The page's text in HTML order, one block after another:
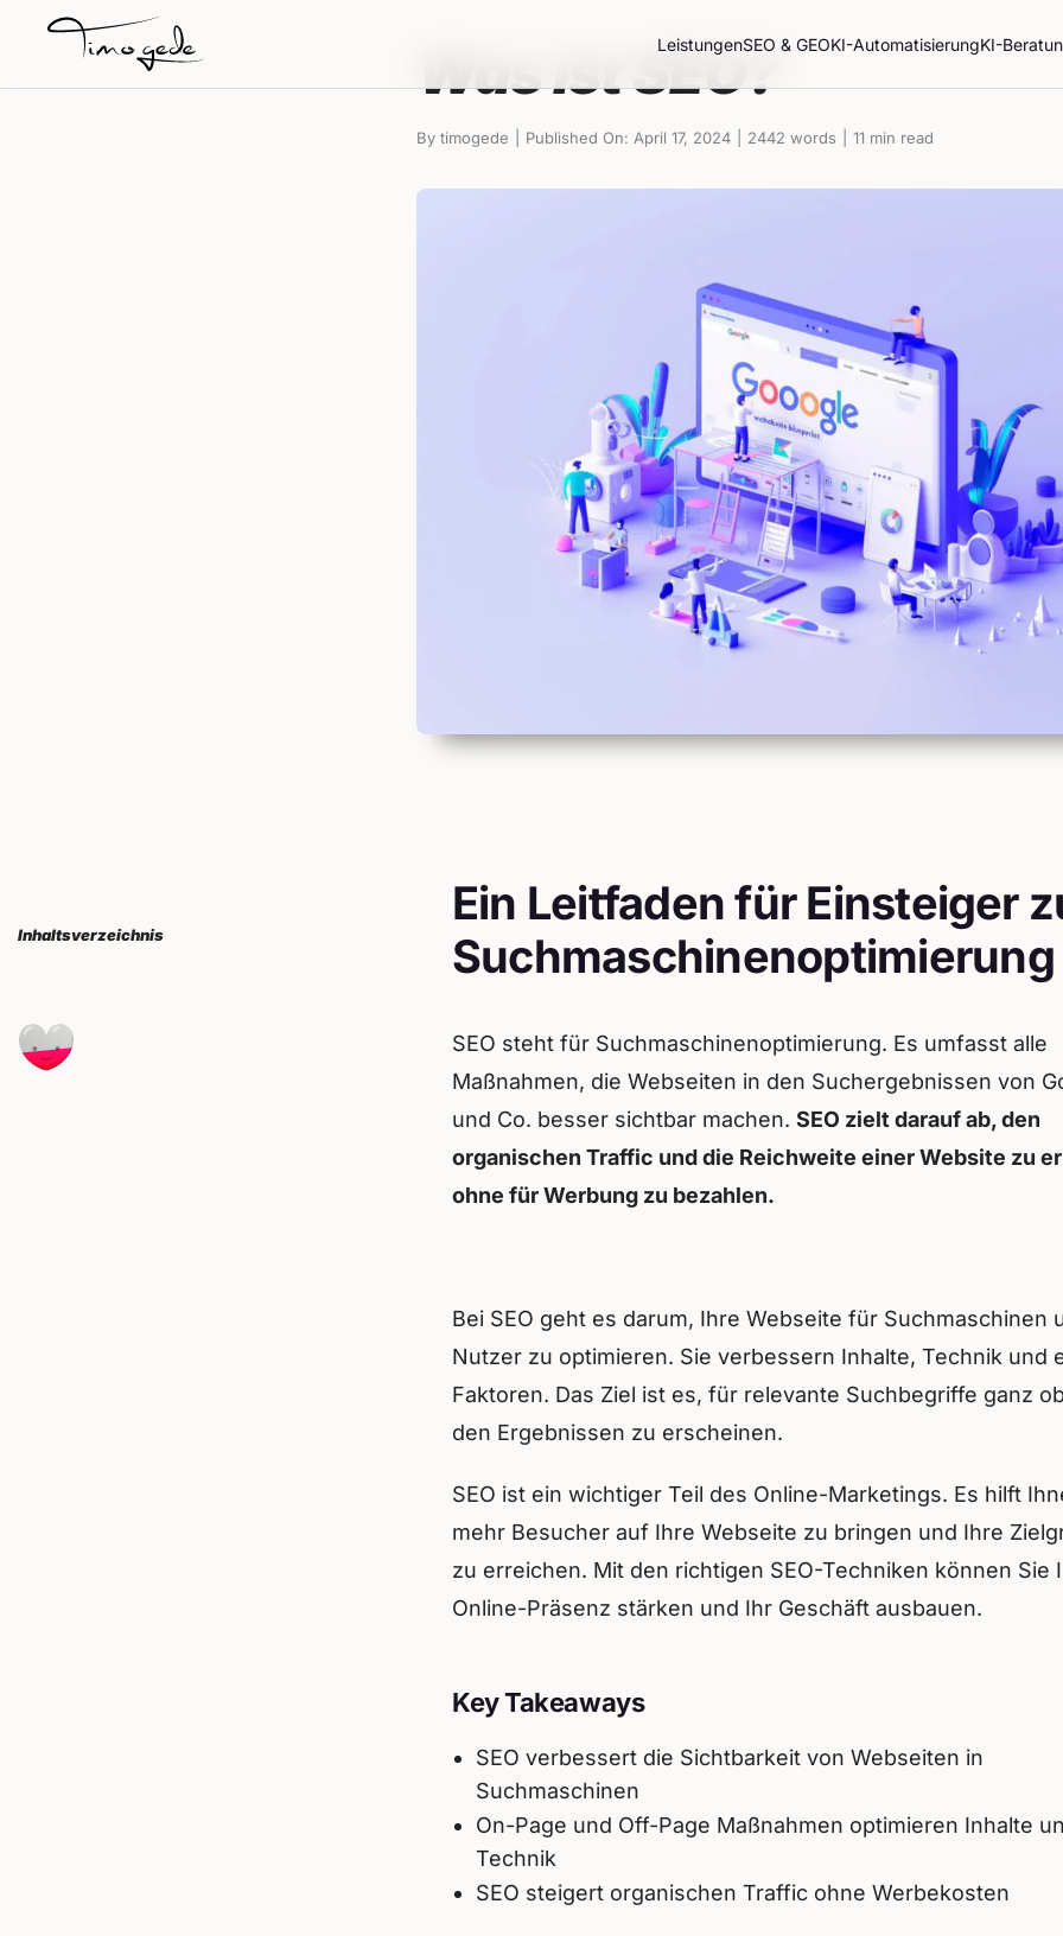
Was ist SEO?
By timogede Published On: April 17, 2024 2442 words 11 min read
Inhaltsverzeichnis
Ein Leitfaden für Einsteiger
Suchmaschinenoptimierung
SEO steht für Suchmaschinenoptimierung. Es umfasst alle
Maßnahmen, die Webseiten in den Suchergebnissen von
und Co. besser sichtbar machen. SEO zielt darauf ab, den
organischen Traffic und die Reichweite einer Website zu
ohne für Werbung zu bezahlen.
Bei SEO geht es darum, Ihre Webseite für Suchmaschinen
Nutzer zu optimieren. Sie verbessern Inhalte, Technik und
Faktoren. Das Ziel ist es, für relevante Suchbegriffe ganz
den Ergebnissen zu erscheinen.
SEO ist ein wichtiger Teil des Online-Marketings. Es hilft
mehr Besucher auf Ihre Webseite zu bringen und Ihre
zu erreichen. Mit den richtigen SEO-Techniken können Sie
Online-Präsenz stärken und Ihr Geschäft ausbauen.
Key Takeaways
SEO verbessert die Sichtbarkeit von Webseiten in
Suchmaschinen
On-Page und Off-Page Maßnahmen optimieren Inhalte
Technik
SEO steigert organischen Traffic ohne Werbekosten
LeistungenSEO & GEOKI-AutomatisierungKI-